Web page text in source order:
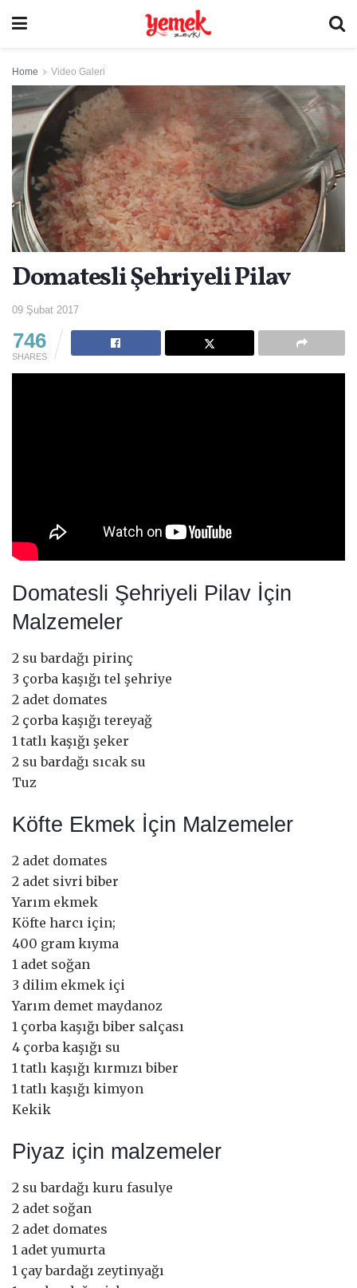
Home Video Galeri
Domatesli Şehriyeli Pilav
09 Şubat 2017
746
SHARES
Domatesli Şehriyeli Pilav İçin
Malzemeler
2 su bardağı pirinç
3 çorba kaşığı tel şehriye
2 adet domates
2 çorba kaşığı tereyağ
1 tatlı kaşığı şeker
2 su bardağı sıcak su
Tuz
Köfte Ekmek İçin Malzemeler
2 adet domates
2 adet sivri biber
Yarım ekmek
Köfte harcı için;
400 gram kıyma
1 adet soğan
3 dilim ekmek içi
Yarım demet maydanoz
1 çorba kaşığı biber salçası
4 çorba kaşığı su
1 tatlı kaşığı kırmızı biber
1 tatlı kaşığı kimyon
Kekik
Piyaz için malzemeler
2 su bardağı kuru fasulye
2 adet soğan
2 adet domates
1 adet yumurta
1 çay bardağı zeytinyağı